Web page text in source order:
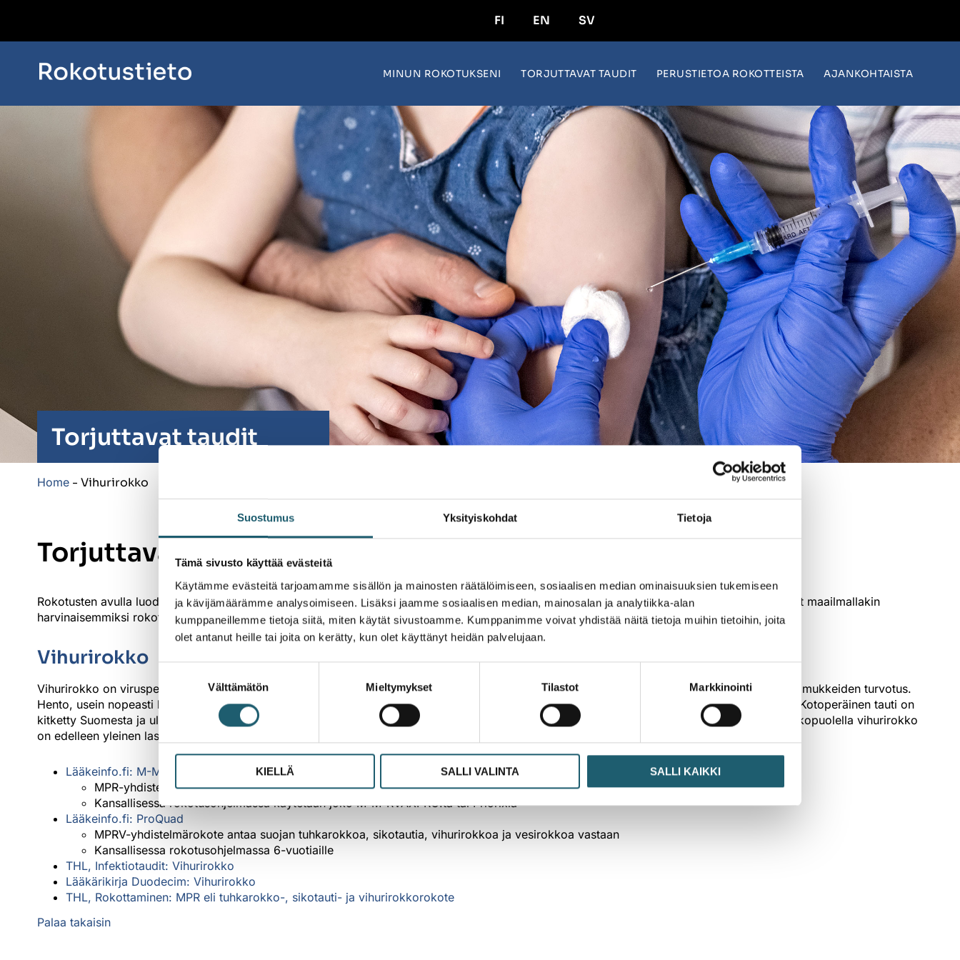
Suostumus Yksityiskohdat Tietoja
Tämä sivusto käyttää evästeitä
Käytämme evästeitä tarjoamamme sisällön ja mainosten räätälöimiseen, sosiaalisen median ominaisuuksien tukemiseen
ja kävijämäärämme analysoimiseen. Lisäksi jaamme sosiaalisen median, mainosalan ja analytiikka-alan
kumppaneillemme tietoja siitä, miten käytät sivustoamme. Kumppanimme voivat yhdistää näitä tietoja muihin tietoihin, joita
olet antanut heille tai joita on kerätty, kun olet käyttänyt heidän palvelujaan.
valinta
Välttämätön Mieltymykset Tilastot Markkinointi
KIELLÄ SALLI VALINTA SALLI KAIKKI
FI EN SV
MINUN ROKOTUKSENI TORJUTTAVAT TAUDIT PERUSTIETOA ROKOTTEISTA AJANKOHTAISTA
Torjuttavat taudit
Home - Vihurirokko
Torjuttavat taudit
Rokotusten avulla luodaan suojaa tartuntatauteja vastaan. Monet näistä taudeista on saatu jo hävitettyä Suomesta kokonaan ja ne ovat käyneet maailmallakin
harvinaisemmiksi rokotusten ansiosta.
Vihurirokko
Vihurirokko on virusperäinen, usein lievä infektiotauti. Pisaratartuntana leviävän taudin oireita ovat kuume, limakalvojen ärsytysoireet ja imusolmukkeiden turvotus.
Hento, usein nopeasti häviävä ihottuma leviää pään alueelta vartaloon ja raajoihin. Vihurirokko voi vahingoittaa sikiötä alkuraskauden aikana. Kotoperäinen tauti on
kitketty Suomesta ja ulkomailta saatuja tartuntojakin todetaan vain harvoin. Vihurirokkoa esiintyy edelleen muualla Euroopassa ja Euroopan ulkopuolella vihurirokko
on edelleen yleinen lastentauti monessa maassa. Rokote kuuluu kansalliseen rokotusohjelmaan.
Lääkeinfo.fi: M-M-RVAXPRO
Priorix
MPR-yhdistelmärokotteet antavat suojan sikotautia, tuhkarokkoa ja vihurirokkoa vastaan
Kansallisessa rokotusohjelmassa käytetään joko M-M-RVAXPRO:ta tai Priorixia
Lääkeinfo.fi: ProQuad
MPRV-yhdistelmärokote antaa suojan tuhkarokkoa, sikotautia, vihurirokkoa ja vesirokkoa vastaan
Kansallisessa rokotusohjelmassa 6-vuotiaille
THL, Infektiotaudit: Vihurirokko
Lääkärikirja Duodecim: Vihurirokko
THL, Rokottaminen: MPR eli tuhkarokko-, sikotauti- ja vihurirokkorokote
Palaa takaisin